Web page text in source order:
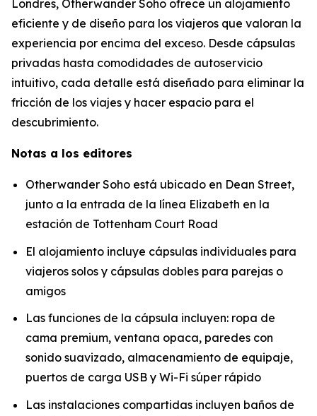
Londres, Otherwander Soho ofrece un alojamiento
eficiente y de diseño para los viajeros que valoran la
experiencia por encima del exceso. Desde cápsulas
privadas hasta comodidades de autoservicio
intuitivo, cada detalle está diseñado para eliminar la
fricción de los viajes y hacer espacio para el
descubrimiento.
Notas a los editores
Otherwander Soho está ubicado en Dean Street,
junto a la entrada de la línea Elizabeth en la
estación de Tottenham Court Road
El alojamiento incluye cápsulas individuales para
viajeros solos y cápsulas dobles para parejas o
amigos
Las funciones de la cápsula incluyen: ropa de
cama premium, ventana opaca, paredes con
sonido suavizado, almacenamiento de equipaje,
puertos de carga USB y Wi-Fi súper rápido
Las instalaciones compartidas incluyen baños de